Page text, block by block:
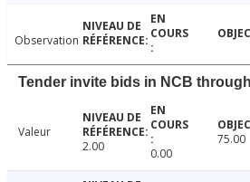
Observation
Tender invite bids in NCB
Valeur
2.00
0.00
75.00